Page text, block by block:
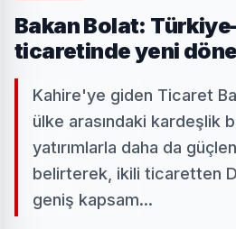
Bakan Bolat:
ticaretinde yeni
Kahire'ye giden Ticaret
ülke arasındaki kardeşlik
yatırımlarla daha da
belirterek, ikili ticaretten
geniş kapsam...